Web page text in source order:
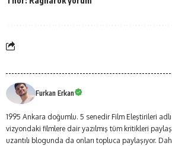
Furkan Erkan
1995 Ankara doğumlu. 5 senedir Film Eleştirileri
vizyondaki filmlere dair yazılmış tüm kritikleri
uzantılı blogunda da onları topluca paylaşıyor.